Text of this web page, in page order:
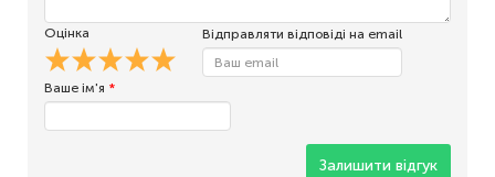
Оцінка Відправляти відповіді на email
Ваше ім'я *
Залишити відгук